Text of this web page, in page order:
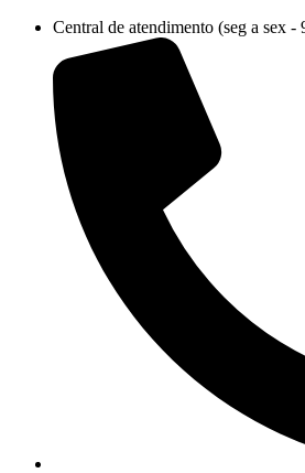
conteúdo
Central de atendimento (seg a sex -